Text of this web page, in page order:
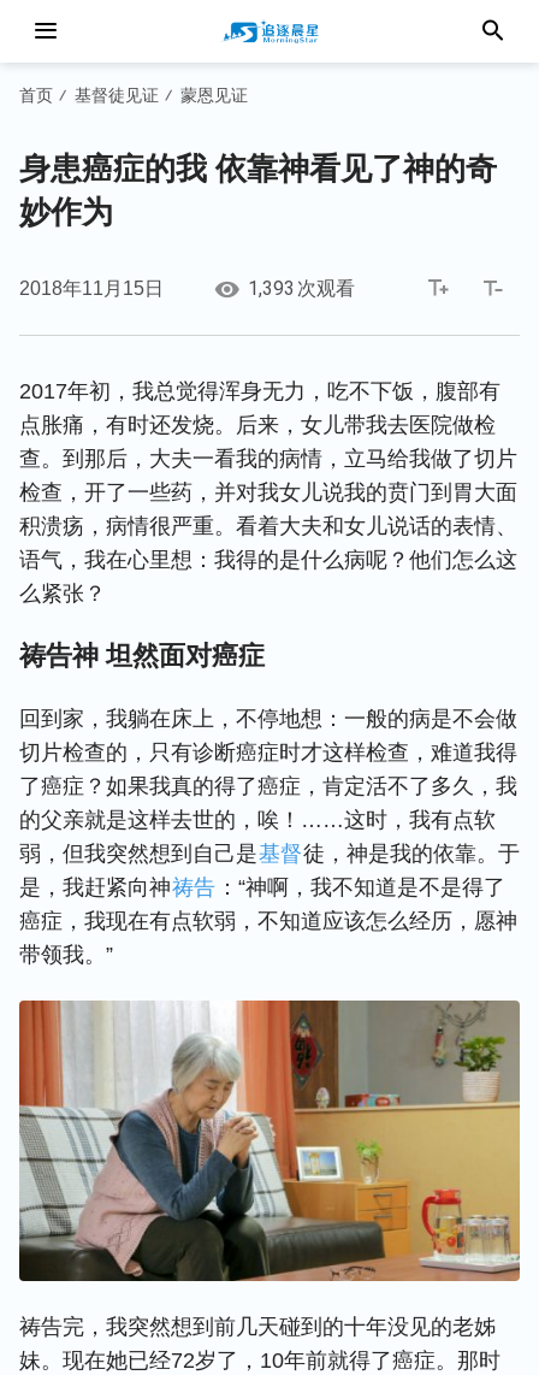
首页 / 基督徒见证 / 蒙恩见证
身患癌症的我 依靠神看见了神的奇
妙作为
2018年11月15日 1,393 次观看
2017年初，我总觉得浑身无力，吃不下饭，腹部有
点胀痛，有时还发烧。后来，女儿带我去医院做检
查。到那后，大夫一看我的病情，立马给我做了切片
检查，开了一些药，并对我女儿说我的贲门到胃大面
积溃疡，病情很严重。看着大夫和女儿说话的表情、
语气，我在心里想：我得的是什么病呢？他们怎么这
么紧张？
祷告神 坦然面对癌症
回到家，我躺在床上，不停地想：一般的病是不会做
切片检查的，只有诊断癌症时才这样检查，难道我得
了癌症？如果我真的得了癌症，肯定活不了多久，我
的父亲就是这样去世的，唉！……这时，我有点软
弱，但我突然想到自己是基督徒，神是我的依靠。于
是，我赶紧向神祷告 ：“神啊，我不知道是不是得了
癌症，我现在有点软弱，不知道应该怎么经历，愿神
带领我。”
祷告完，我突然想到前几天碰到的十年没见的老姊
妹。现在她已经72岁了，10年前就得了癌症。那时